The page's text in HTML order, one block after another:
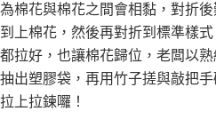
為棉花與棉花之間會相黏，對折
到上棉花，然後再對折到標準樣
都拉好，也讓棉花歸位，老闆以
抽出塑膠袋，再⽤⽵⼦搓與敲把
拉上拉鍊囉！